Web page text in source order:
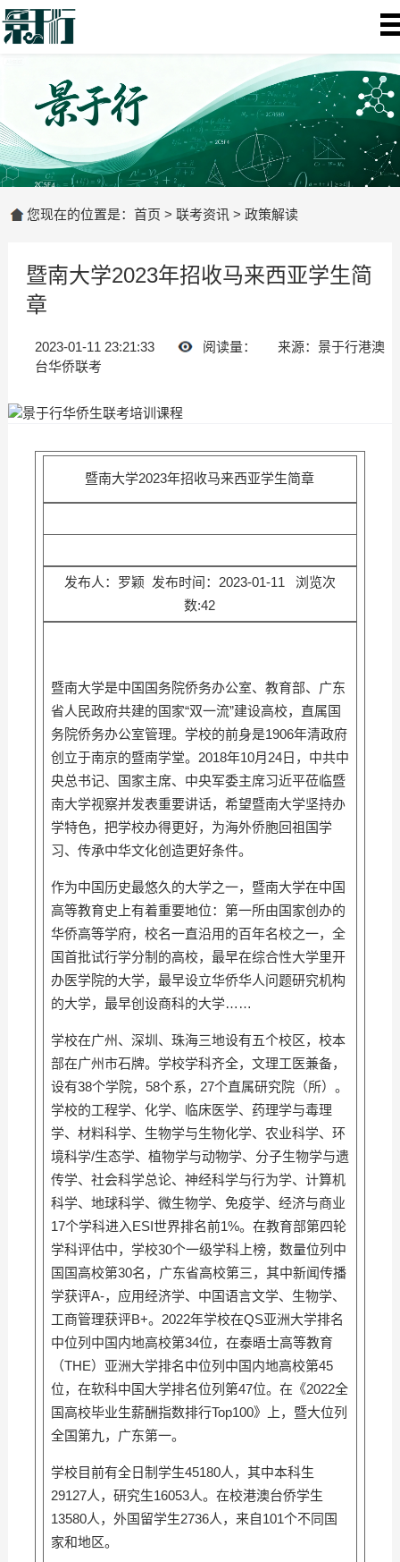
您现在的位置是： 首页 > 联考资讯 > 政策解读
暨南大学2023年招收马来西亚学生简
章
2023-01-11 23:21:33 阅读量：
来源：景于行港澳
台华侨联考
暨南大学2023年招收马来西亚学生简章
发布人：罗颖 发布时间：2023-01-11 浏览次
数:42
暨南大学是中国国务院侨务办公室、教育部、广东
省人民政府共建的国家“双一流”建设高校，直属国
务院侨务办公室管理。学校的前身是1906年清政府
创立于南京的暨南学堂。2018年10月24日，中共中
央总书记、国家主席、中央军委主席习近平莅临暨
南大学视察并发表重要讲话，希望暨南大学坚持办
学特色，把学校办得更好，为海外侨胞回祖国学
习、传承中华文化创造更好条件。
作为中国历史最悠久的大学之一，暨南大学在中国
高等教育史上有着重要地位：第一所由国家创办的
华侨高等学府，校名一直沿用的百年名校之一，全
国首批试行学分制的高校，最早在综合性大学里开
办医学院的大学，最早设立华侨华人问题研究机构
的大学，最早创设商科的大学……
学校在广州、深圳、珠海三地设有五个校区，校本
部在广州市石牌。学校学科齐全，文理工医兼备，
设有38个学院，58个系，27个直属研究院（所）。
学校的工程学、化学、临床医学、药理学与毒理
学、材料科学、生物学与生物化学、农业科学、环
境科学/生态学、植物学与动物学、分子生物学与遗
传学、社会科学总论、神经科学与行为学、计算机
科学、地球科学、微生物学、免疫学、经济与商业
17个学科进入ESI世界排名前1%。在教育部第四轮
学科评估中，学校30个一级学科上榜，数量位列中
国国高校第30名，广东省高校第三，其中新闻传播
学获评A-，应用经济学、中国语言文学、生物学、
工商管理获评B+。2022年学校在QS亚洲大学排名
中位列中国内地高校第34位，在泰晤士高等教育
（THE）亚洲大学排名中位列中国内地高校第45
位，在软科中国大学排名位列第47位。在《2022全
国高校毕业生薪酬指数排行Top100》上，暨大位列
全国第九，广东第一。
学校目前有全日制学生45180人，其中本科生
29127人，研究生16053人。在校港澳台侨学生
13580人，外国留学生2736人，来自101个不同国
家和地区。